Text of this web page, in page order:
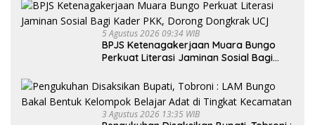
5 Agustus 2026 09:34 WIB
BPJS Ketenagakerjaan Muara Bungo
Perkuat Literasi Jaminan Sosial Bagi
3 Agustus 2026 13:35 WIB